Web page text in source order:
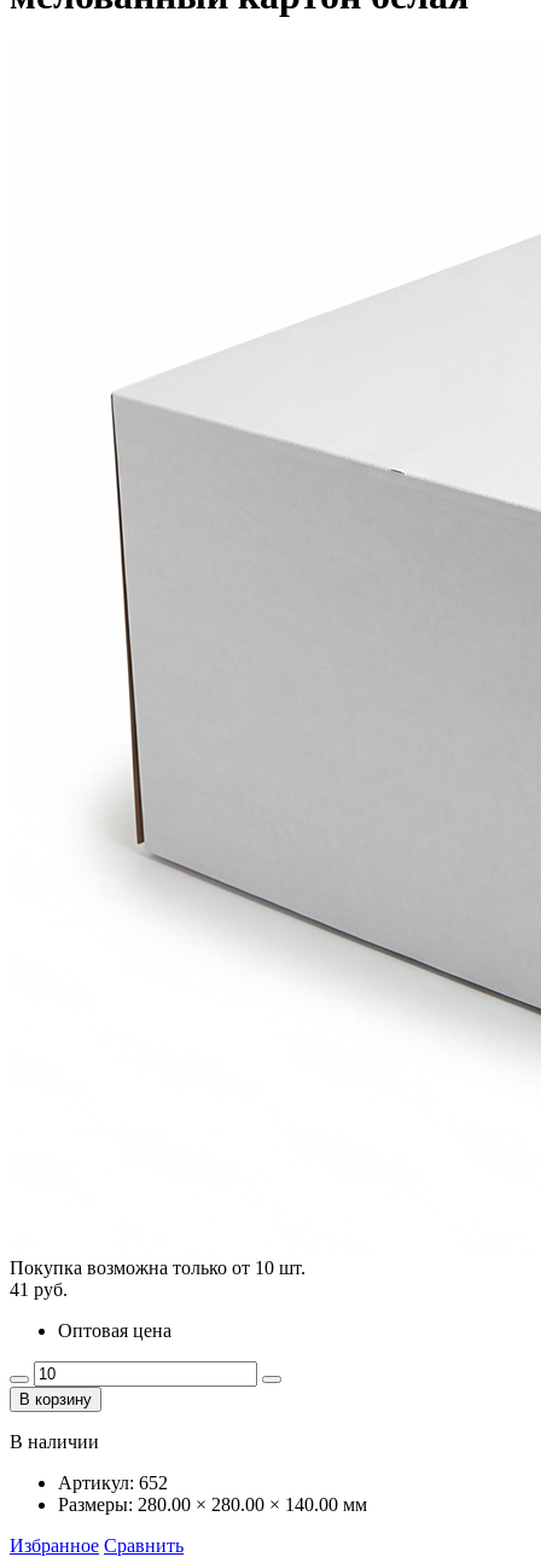
Покупка возможна только от 10 шт.
41 руб.
Оптовая цена
В корзину
В наличии
Артикул: 652
Размеры: 280.00 × 280.00 × 140.00 мм
Избранное Сравнить